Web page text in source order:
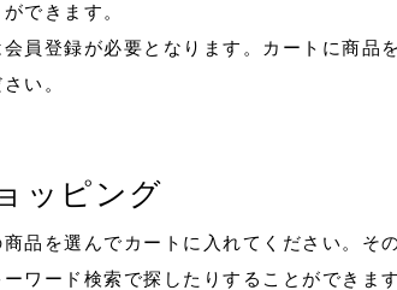
できます。
員登録が必要となります。カートに商品
い。
ッピング
品を選んでカートに入れてください。そ
ワード検索で探したりすることができます